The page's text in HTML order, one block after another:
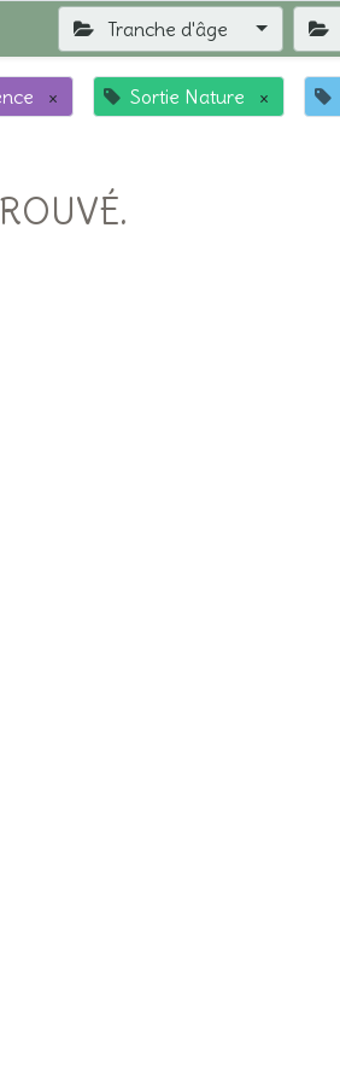
Tranche d'âge
× Sortie Nature ×